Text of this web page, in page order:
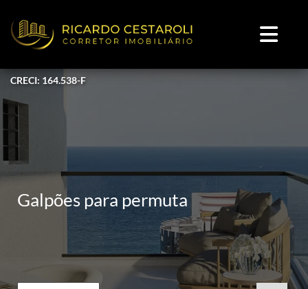
CRECI: 164.538-F
Galpões para permuta